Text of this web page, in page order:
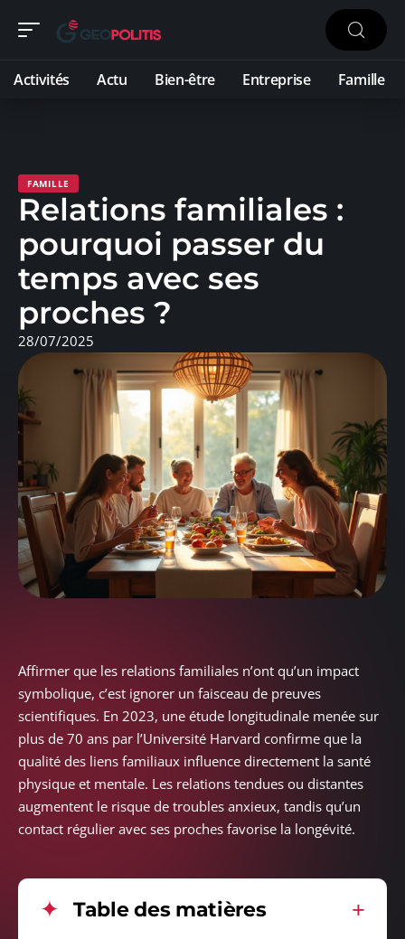
Activités Actu Bien-être Entreprise Famille
FAMILLE
Relations familiales :
pourquoi passer du
temps avec ses
proches ?
28/07/2025
Affirmer que les relations familiales n’ont qu’un impact
symbolique, c’est ignorer un faisceau de preuves
scientifiques. En 2023, une étude longitudinale menée sur
plus de 70 ans par l’Université Harvard confirme que la
qualité des liens familiaux influence directement la santé
physique et mentale. Les relations tendues ou distantes
augmentent le risque de troubles anxieux, tandis qu’un
contact régulier avec ses proches favorise la longévité.
Table des matières